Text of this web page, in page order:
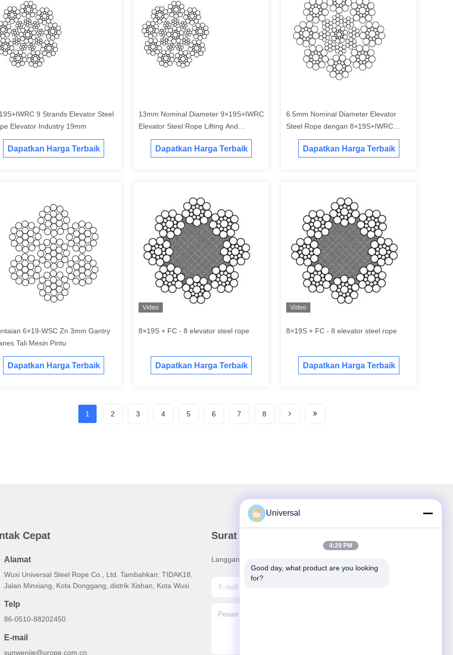
9 Strands Elevator Steel
Elevator Industry 19mm
Dapatkan Harga Terbaik
13mm Nominal Diameter 9×19S+IWRC
Elevator Steel Rope Lifting And
Hoisting
Dapatkan Harga Terbaik
6.5mm Nominal Diameter Elevator
Steel Rope dengan 8×19S+IWRC
Konstruksi Sesuai dengan Standar ISO
Dapatkan Harga Terbaik
6×19-WSC Zn 3mm Gantry
Tali Mesin Pintu
Dapatkan Harga Terbaik
Video
8×19S + FC - 8 elevator steel rope
Dapatkan Harga Terbaik
Video
8×19S + FC - 8 elevator steel rope
Dapatkan Harga Terbaik
1 2 3 4 5 6 7 8
Cepat
Alamat
Wuxi Universal Steel Rope Co., Ltd. Tambahkan: TIDAK18,
Jalan Minxiang, Kota Donggang, distrik Xishan, Kota Wuxi
Telp
86-0510-88202450
E-mail
sunwenjie@urope.com.cn
Surat Kabar Kami
Langganan buletin kami untuk diskon dan banyak lagi.
Universal
4:29 PM
Good day, what product are you looking
for?